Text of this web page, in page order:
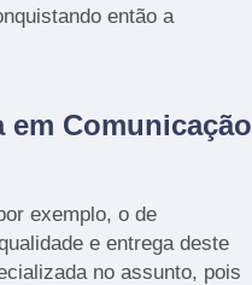
então a
em Comunicação
exemplo, o de
e entrega deste
no assunto, pois